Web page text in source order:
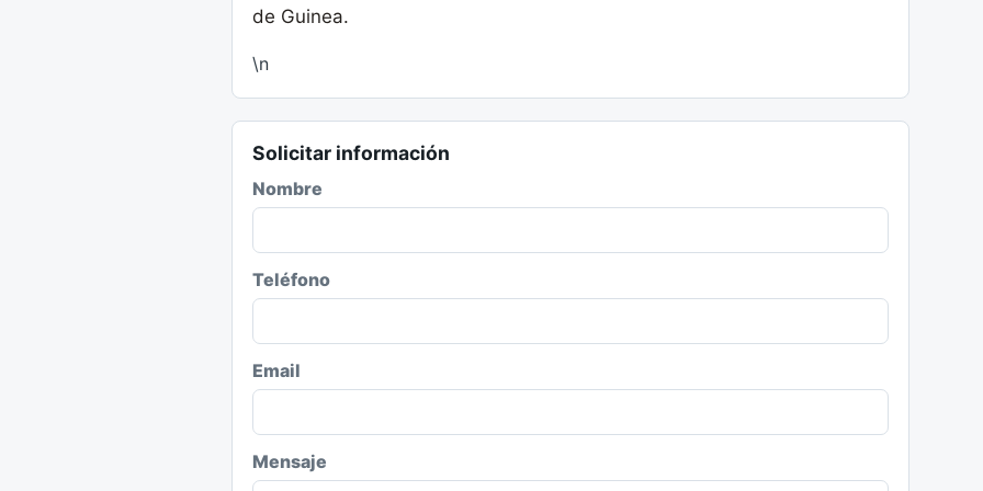
de Guinea.
\n
Solicitar información
Nombre
Teléfono
Email
Mensaje